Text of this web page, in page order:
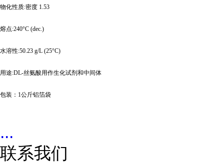
物化性质:密度 1.53
熔点:240°C (dec.)
水溶性:50.23 g/L (25°C)
用途:DL-丝氨酸用作生化试剂和中间体
包装： 1公斤铝箔袋
...
联系我们